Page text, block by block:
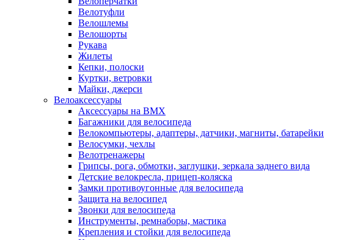
Велотуфли
Велошлемы
Велошорты
Рукава
Жилеты
Кепки, полоски
Куртки, ветровки
Майки, джерси
Велоаксессуары
Аксессуары на BMX
Багажники для велосипеда
Велокомпьютеры, адаптеры, датчики, магниты, батарейки
Велосумки, чехлы
Велотренажеры
Грипсы, рога, обмотки, заглушки, зеркала заднего вида
Детские велокресла, прицеп-коляска
Замки противоугонные для велосипеда
Защита на велосипед
Звонки для велосипеда
Инструменты, ремнаборы, мастика
Крепления и стойки для велосипеда